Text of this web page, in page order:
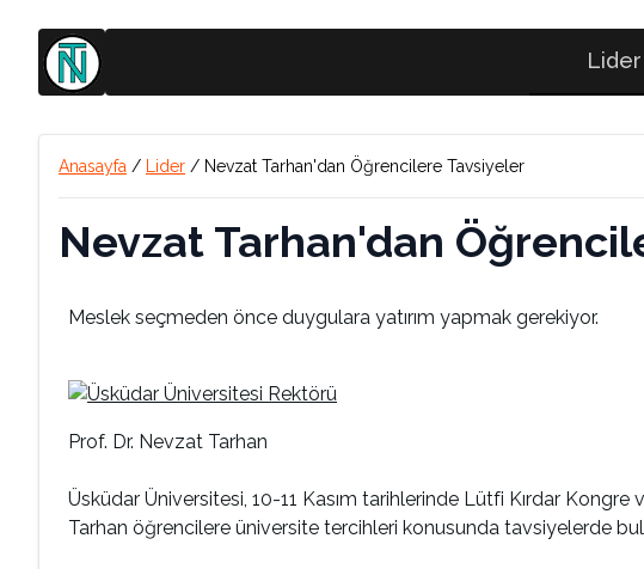
Lider
Anasayfa / Lider / Nevzat Tarhan'dan Öğrencilere Tavsiyeler
Nevzat Tarhan'dan
Meslek seçmeden önce duygulara yatırım yapmak gerekiyor.
Prof. Dr. Nevzat Tarhan
Üsküdar Üniversitesi, 10-11 Kasım tarihlerinde Lütfi Kırdar
Tarhan öğrencilere üniversite tercihleri konusunda tavsiyelerde